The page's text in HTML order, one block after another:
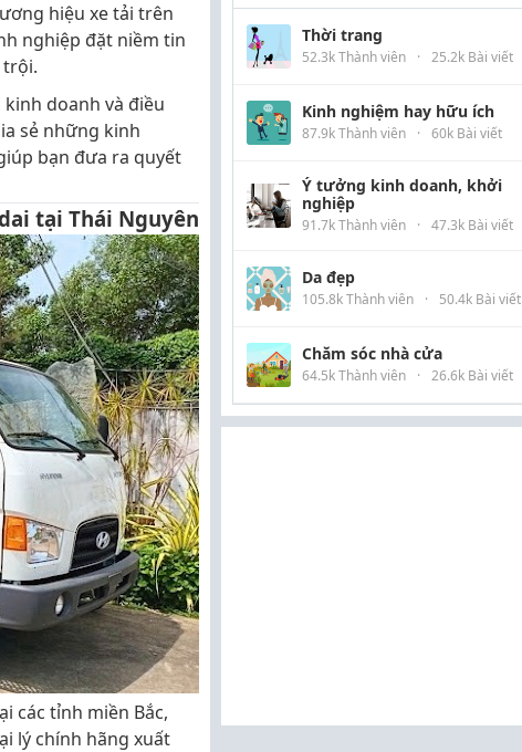
hiệu xe tải trên
nghiệp đặt niềm tin
trội.
doanh và điều
sẻ những kinh
bạn đưa ra quyết
tại Thái Nguyên
các tỉnh miền Bắc,
lý chính hãng xuất
Thời trang
52.3k Thành viên · 25.2k Bài viết
Kinh nghiệm hay hữu ích
87.9k Thành viên · 60k Bài viết
Ý tưởng kinh doanh, khởi
nghiệp
91.7k Thành viên · 47.3k Bài viết
Da đẹp
105.8k Thành viên · 50.4k Bài viết
Chăm sóc nhà cửa
64.5k Thành viên · 26.6k Bài viết